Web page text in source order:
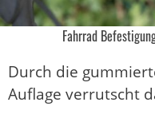
Fahrrad
Durch die
Auflage verrutscht